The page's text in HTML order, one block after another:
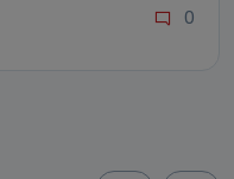
0